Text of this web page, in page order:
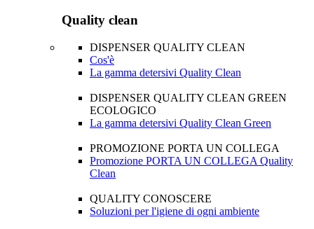
Quality clean
DISPENSER QUALITY CLEAN
Cos'è
La gamma detersivi Quality Clean
DISPENSER QUALITY CLEAN GREEN
ECOLOGICO
La gamma detersivi Quality Clean Green
PROMOZIONE PORTA UN COLLEGA
Promozione PORTA UN COLLEGA Quality
Clean
QUALITY CONOSCERE
Soluzioni per l'igiene di ogni ambiente